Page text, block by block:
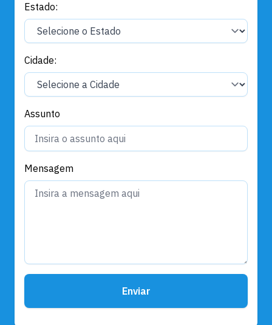
Estado:
Cidade:
Assunto
Mensagem
Enviar